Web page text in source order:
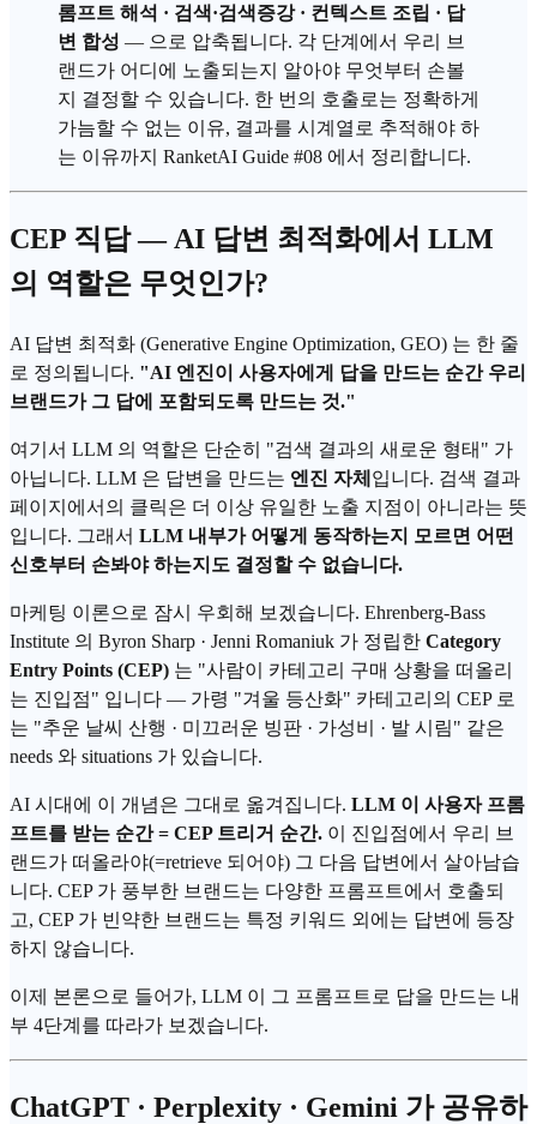
롬프트 해석 · 검색·검색증강 · 컨텍스트 조립 · 답
변 합성 — 으로 압축됩니다. 각 단계에서 우리 브
랜드가 어디에 노출되는지 알아야 무엇부터 손볼
지 결정할 수 있습니다. 한 번의 호출로는 정확하게
가늠할 수 없는 이유, 결과를 시계열로 추적해야 하
는 이유까지 RanketAI Guide #08 에서 정리합니다.
CEP 직답 — AI 답변 최적화에서 LLM
의 역할은 무엇인가?
AI 답변 최적화 (Generative Engine Optimization, GEO) 는 한 줄
로 정의됩니다. "AI 엔진이 사용자에게 답을 만드는 순간 우리
브랜드가 그 답에 포함되도록 만드는 것."
여기서 LLM 의 역할은 단순히 "검색 결과의 새로운 형태" 가
아닙니다. LLM 은 답변을 만드는 엔진 자체 입니다. 검색 결과
페이지에서의 클릭은 더 이상 유일한 노출 지점이 아니라는 뜻
입니다. 그래서 LLM 내부가 어떻게 동작하는지 모르면 어떤
신호부터 손봐야 하는지도 결정할 수 없습니다.
마케팅 이론으로 잠시 우회해 보겠습니다. Ehrenberg-Bass
Institute 의 Byron Sharp · Jenni Romaniuk 가 정립한 Category
Entry Points (CEP) 는 "사람이 카테고리 구매 상황을 떠올리
는 진입점" 입니다 — 가령 "겨울 등산화" 카테고리의 CEP 로
는 "추운 날씨 산행 · 미끄러운 빙판 · 가성비 · 발 시림" 같은
needs 와 situations 가 있습니다.
AI 시대에 이 개념은 그대로 옮겨집니다. LLM 이 사용자 프롬
프트를 받는 순간 = CEP 트리거 순간. 이 진입점에서 우리 브
랜드가 떠올라야(=retrieve 되어야) 그 다음 답변에서 살아남습
니다. CEP 가 풍부한 브랜드는 다양한 프롬프트에서 호출되
고, CEP 가 빈약한 브랜드는 특정 키워드 외에는 답변에 등장
하지 않습니다.
이제 본론으로 들어가, LLM 이 그 프롬프트로 답을 만드는 내
부 4단계를 따라가 보겠습니다.
ChatGPT · Perplexity · Gemini 가 공유하